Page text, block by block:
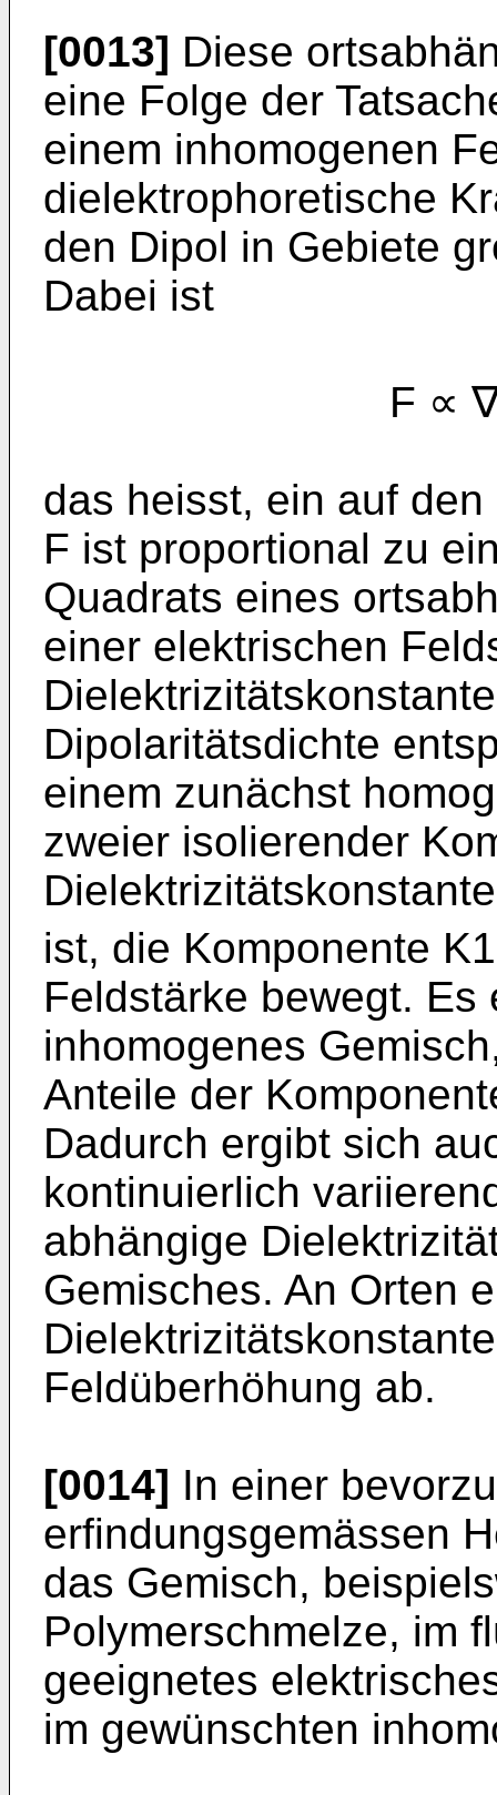
[0013] Diese
eine Folge der
einem inhomogenen
dielektrophoretische
den Dipol in Gebiete
Dabei ist
F ∝ ∇
das heisst, ein auf
F ist proportional zu
Quadrats eines
einer elektrischen
Dipolaritätsdichte
einem zunächst
zweier isolierender
ist, die Komponente
Feldstärke bewegt. Es
inhomogenes
Anteile der
Dadurch ergibt sich
kontinuierlich
abhängige
Gemisches. An Orten
Feldüberhöhung ab.
[0014] In einer
erfindungsgemässen
das Gemisch,
Polymerschmelze, im
geeignetes
im gewünschten